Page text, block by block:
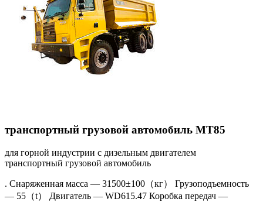
транспортный грузовой автомобиль MT85
для горной индустрии с дизельным двигателем
транспортный грузовой автомобиль
. Снаряженная масса — 31500±100（кг） Грузоподъемность
— 55（t） Двигатель — WD615.47 Коробка передач —